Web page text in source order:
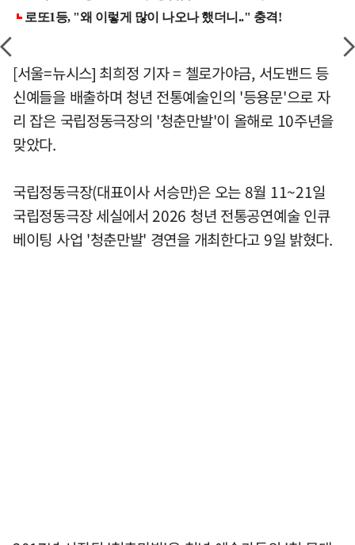
[서울=뉴시스] 최희정 기자 = 첼로가야금, 서도밴드 등
신예들을 배출하며 청년 전통예술인의 '등용문'으로 자
리 잡은 국립정동극장의 '청춘만발'이 올해로 10주년을
맞았다.
국립정동극장(대표이사 서승만)은 오는 8월 11~21일
국립정동극장 세실에서 2026 청년 전통공연예술 인큐
베이팅 사업 '청춘만발' 경연을 개최한다고 9일 밝혔다.